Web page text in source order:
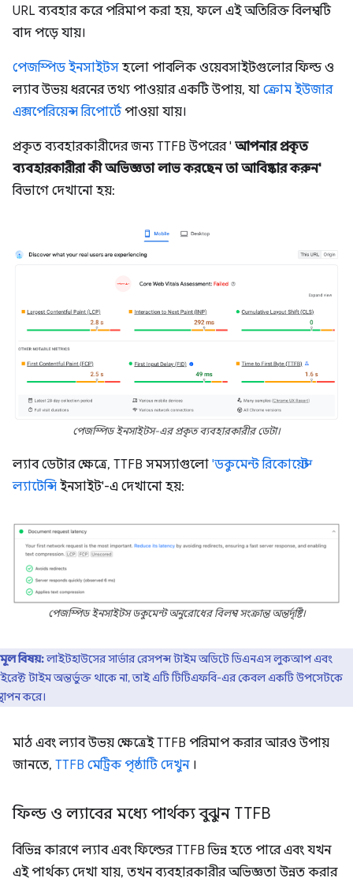
URL ব্যবহার করে পরিমাপ করা হয়, ফলে এই অতিরিক্ত বিলম্বটি
বাদ পড়ে যায়।
পেজস্পিড ইনসাইটস হলো পাবলিক ওয়েবসাইটগুলোর ফিল্ড ও
ল্যাব উভয় ধরনের তথ্য পাওয়ার একটি উপায়, যা ক্রোম ইউজার
এক্সপেরিয়েন্স রিপোর্টেপাওয়া যায়।
প্রকৃত ব্যবহারকারীদের জন্য TTFB উপরের ' আপনার প্রকৃত
ব্যবহারকারীরা কী অভিজ্ঞতা লাভ করছেন তা আবিষ্কার করুন'
বিভাগে দেখানো হয়:
পেজস্পিড ইনসাইটস-এর প্রকৃত ব্যবহারকারীর ডেটা।
ল্যাব ডেটার ক্ষেত্রে, TTFB সমস্যাগুলো 'ডকুমেন্ট রিকোয়েস্ট
ল্যাটেন্সি ইনসাইট'-এ দেখানো হয়:
পেজস্পিড ইনসাইটস ডকুমেন্ট অনুরোধের বিলম্ব সংক্রান্ত অন্তর্দৃষ্টি।
মূল বিষয়:লাইটহাউসের সার্ভার রেসপন্স টাইম অডিটে ডিএনএস লুকআপ এবং
টাইম অন্তর্ভুক্ত থাকে না, তাই এটি টিটিএফবি-এর কেবল একটি উপসেটকে
করে।
মাঠ এবং ল্যাব উভয় ক্ষেত্রেই TTFB পরিমাপ করার আরও উপায়
জানতে, TTFB মেট্রিক পৃষ্ঠাটি দেখুন।
ফিল্ড ও ল্যাবের মধ্যে পার্থক্য বুঝুন TTFB
বিভিন্ন কারণে ল্যাব এবং ফিল্ডের TTFB ভিন্ন হতে পারে এবং যখন
এই পার্থক্য দেখা যায়, তখন ব্যবহারকারীর অভিজ্ঞতা উন্নত করার